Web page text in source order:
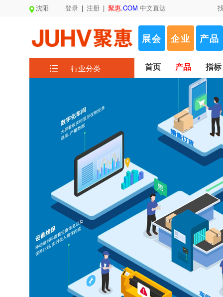
沈阳 登录 | 注册 | 聚惠.COM 中文直达
展会 企业 产品
行业分类 首页 产品 指标